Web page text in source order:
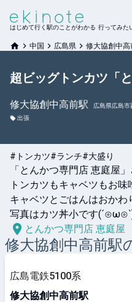
はじめて行く駅のことがわかる 行ってみた
中国 広島県 修大協創中高
超ビッグトンカツ「
修大協創中高前駅
広島県広島市
出張
#トンカツ#ランチ#大盛り
「とんかつ専門店 恵庭屋
トンカツもキャベツもお
キャベツとごはんはおかわ
写真はカツ丼小です
とんかつ専門店 恵庭屋
修大協創中高前駅
広島電鉄5100系
修大協創中高前駅